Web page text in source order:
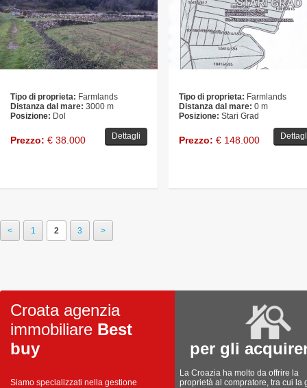
Tipo di proprieta: Farmlands
Distanza dal mare: 3000 m
Posizione: Dol
Prezzo: € 38.000 Dettagli
Tipo di proprieta: Farmlands
Distanza dal mare: 0 m
Posizione: Stari Grad
Prezzo: € 148.000
< 1 2 3 >
Croata agenzia
immobiliare Best
buy
Siamo specializzati nella gestione
per gli
La Croazia ha molto da offrire la
proprietà al compratore, tra cui la